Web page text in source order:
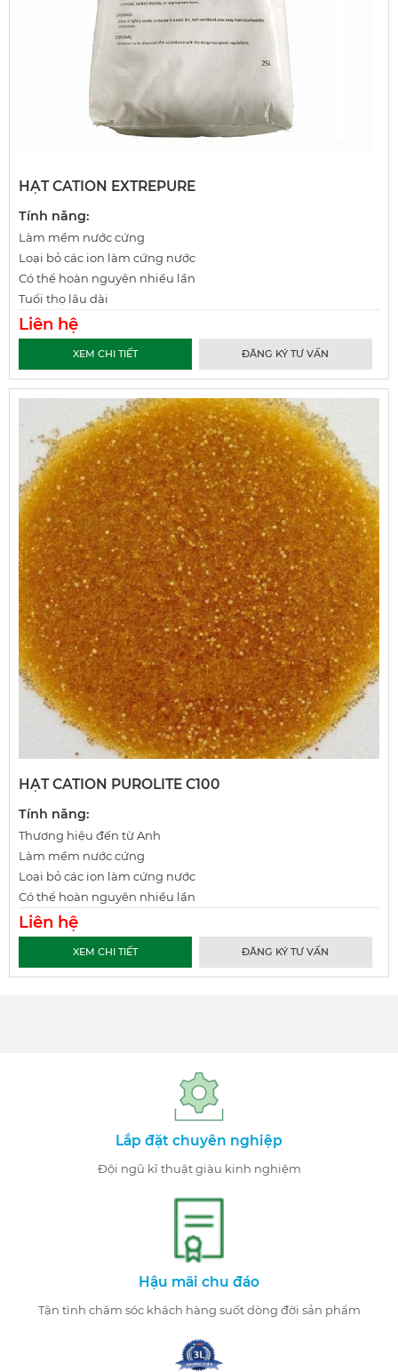
HẠT CATION EXTREPURE
Tính năng:
Làm mềm nước cứng
Loại bỏ các ion làm cứng nước
Có thể hoàn nguyên nhiều lần
Tuổi thọ lâu dài
Liên hệ
XEM CHI TIẾT ĐĂNG KÝ TƯ VẤN
HẠT CATION PUROLITE C100
Tính năng:
Thương hiệu đến từ Anh
Làm mềm nước cứng
Loại bỏ các ion làm cứng nước
Có thể hoàn nguyên nhiều lần
Liên hệ
XEM CHI TIẾT ĐĂNG KÝ TƯ VẤN
Lắp đặt chuyên nghiệp
Đội ngũ kĩ thuật giàu kinh nghiệm
Hậu mãi chu đáo
Tận tình chăm sóc khách hàng suốt dòng đời sản phẩm